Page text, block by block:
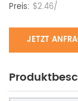
Preis: $2.46/
JETZT